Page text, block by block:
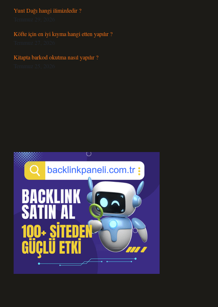
Yunt Dağı hangi ilimizdedir ?
Temmuz 29, 2026
Köfte için en iyi kıyma hangi etten yapılır ?
Temmuz 27, 2026
Kitapta barkod okutma nasıl yapılır ?
Temmuz 25, 2026